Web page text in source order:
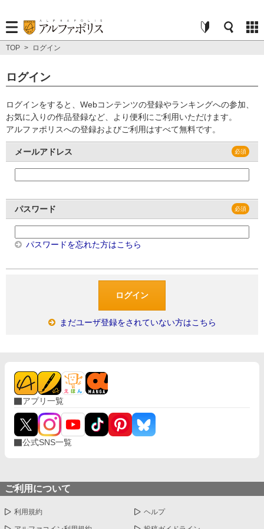
TOP > ログイン
ログイン
ログインをすると、Webコンテンツの登録やランキングへの参加、
お気に入りの作品登録など、より便利にご利用いただけます。
アルファポリスへの登録およびご利用はすべて無料です。
メールアドレス
パスワード
パスワードを忘れた方はこちら
まだユーザ登録をされていない方はこちら
アプリ一覧
公式SNS一覧
ご利用について
利用規約 ヘルプ